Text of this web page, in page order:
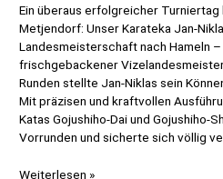
Ein überaus erfolgreicher
Metjendorf: Unser Karateka Jan-
Landesmeisterschaft nach Hameln
frischgebackener
Runden stellte Jan-Niklas sein
Mit präzisen und kraftvollen
Katas Gojushiho-Dai und Gojushiho-
Vorrunden und sicherte sich völlig
Großartiger
Weiterlesen »